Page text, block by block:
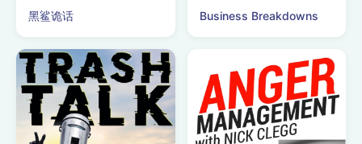
黑鲨诡话 Business Breakdowns